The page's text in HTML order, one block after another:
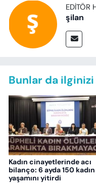
EDITÖR
şilan
Bunlar da
Kadın cinayetlerinde acı
bilanço: 6 ayda 150 kadın
yaşamını yitirdi